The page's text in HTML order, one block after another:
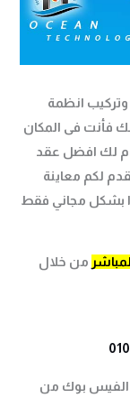
انظمة
فأنت فى المكان
لك افضل عقد
لكم معاينة
بشكل مجاني فقط
من خلال
0
الفيس بوك من